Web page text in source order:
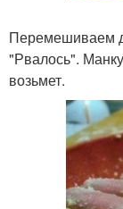
Перемешиваем
"Рвалось".
возьмет.